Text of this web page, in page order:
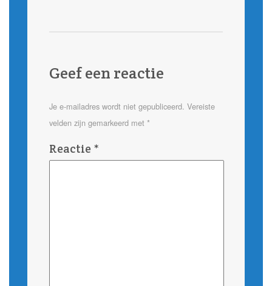
Geef een reactie
Je e-mailadres wordt niet gepubliceerd. Vereiste
velden zijn gemarkeerd met *
Reactie *